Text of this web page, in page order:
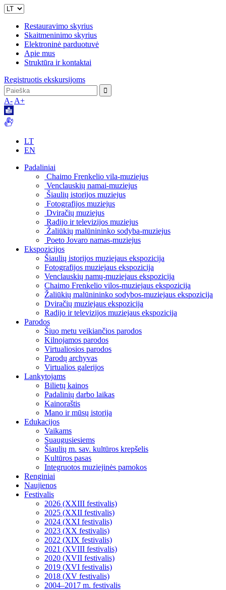
Restauravimo skyrius
Skaitmeninimo skyrius
Elektroninė parduotuvė
Apie mus
Struktūra ir kontaktai
Registruotis ekskursijoms
A- A+
LT
EN
Padaliniai
Chaimo Frenkelio vila-muziejus
Venclauskių namai-muziejus
Šiaulių istorijos muziejus
Fotografijos muziejus
Dviračių muziejus
Radijo ir televizijos muziejus
Žaliūkių malūnininko sodyba-muziejus
Poeto Jovaro namas-muziejus
Ekspozicijos
Šiaulių istorijos muziejaus ekspozicija
Fotografijos muziejaus ekspozicija
Venclauskių namų-muziejaus ekspozicija
Chaimo Frenkelio vilos-muziejaus ekspozicija
Žaliūkių malūnininko sodybos-muziejaus ekspozicija
Dviračių muziejaus ekspozicija
Radijo ir televizijos muziejaus ekspozicija
Parodos
Šiuo metu veikiančios parodos
Kilnojamos parodos
Virtualiosios parodos
Parodų archyvas
Virtualios galerijos
Lankytojams
Bilietų kainos
Padalinių darbo laikas
Kainoraštis
Mano ir mūsų istorija
Edukacijos
Vaikams
Suaugusiesiems
Šiaulių m. sav. kultūros krepšelis
Kultūros pasas
Integruotos muziejinės pamokos
Renginiai
Naujienos
Festivalis
2026 (XXIII festivalis)
2025 (XXII festivalis)
2024 (XXI festivalis)
2023 (XX festivalis)
2022 (XIX festivalis)
2021 (XVIII festivalis)
2020 (XVII festivalis)
2019 (XVI festivalis)
2018 (XV festivalis)
2004–2017 m. festivalis